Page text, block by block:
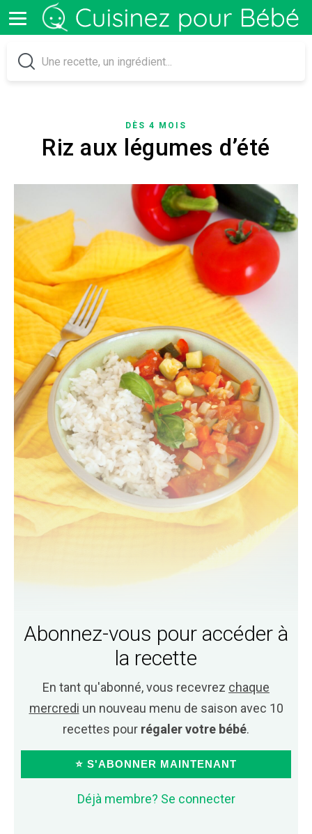
DÈS 4 MOIS
Riz aux légumes d’été
Abonnez-vous pour accéder à
la recette
En tant qu'abonné, vous recevrez chaque
mercredi un nouveau menu de saison avec 10
recettes pour régaler votre bébé.
⭐ S'ABONNER MAINTENANT
Déjà membre? Se connecter